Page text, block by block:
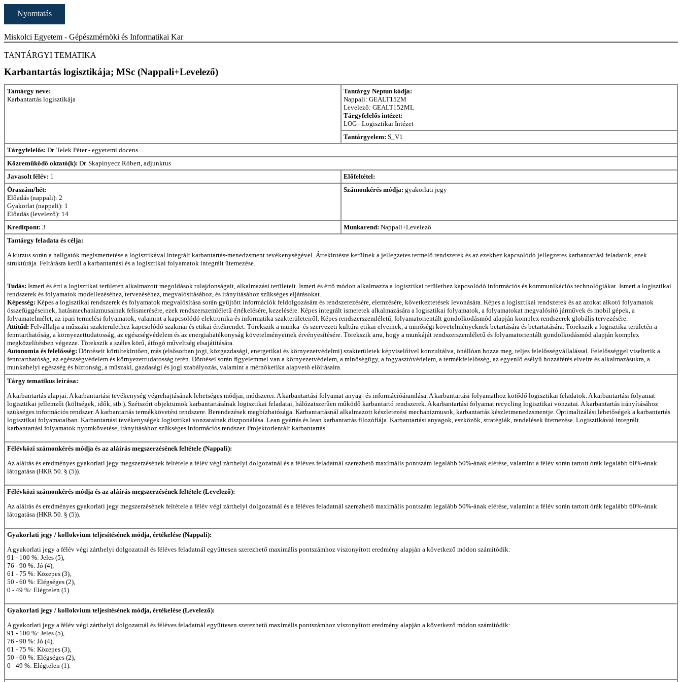
Nyomtatás
Miskolci Egyetem - Gépészmérnöki és Informatikai Kar
TANTÁRGYI TEMATIKA
Karbantartás logisztikája; MSc (Nappali+Levelező)
Tantárgy neve:
Karbantartás logisztikája
Tantárgy Neptun kódja:
Nappali: GEALT152M
Levelező: GEALT152ML
Tárgyfelelős intézet:
LOG - Logisztikai Intézet
Tantárgyelem: S_V1
Tárgyfelelős: Dr. Telek Péter - egyetemi docens
Közreműködő oktató(k): Dr. Skapinyecz Róbert, adjunktus
Javasolt félév: 1
Előfeltétel:
Óraszám/hét:
Előadás (nappali): 2
Gyakorlat (nappali): 1
Előadás (levelező): 14
Számonkérés módja: gyakorlati jegy
Kreditpont: 3 Munkarend: Nappali+Levelező
Tantárgy feladata és célja:
A kurzus során a hallgatók megismertetése a logisztikával integrált karbantartás-menedzsment tevékenységével. Áttekintésre kerülnek a jellegzetes termelő rendszerek és az ezekhez kapcsolódó jellegzetes karbantartási feladatok, ezek
struktúrája. Feltárásra kerül a karbantartási és a logisztikai folyamatok integrált ütemezése.
Tudás: Ismeri és érti a logisztikai területen alkalmazott megoldások tulajdonságait, alkalmazási területeit. Ismeri és értő módon alkalmazza a logisztikai területhez kapcsolódó információs és kommunikációs technológiákat. Ismeri a logisztikai
rendszerek és folyamatok modellezéséhez, tervezéséhez, megvalósításához, és irányításához szükséges eljárásokat.
Képesség: Képes a logisztikai rendszerek és folyamatok megvalósítása során gyűjtött információk feldolgozására és rendszerezésére, elemzésére, következtetések levonására. Képes a logisztikai rendszerek és az azokat alkotó folyamatok
összefüggéseinek, hatásmechanizmusainak felismerésére, ezek rendszerszemléletű értékelésére, kezelésére. Képes integrált ismeretek alkalmazására a logisztikai folyamatok, a folyamatokat megvalósító járművek és mobil gépek, a
folyamatelmélet, az ipari termelési folyamatok, valamint a kapcsolódó elektronika és informatika szakterületeiről. Képes rendszerszemléletű, folyamatorientált gondolkodásmód alapján komplex rendszerek globális tervezésére.
Attitűd: Felvállalja a műszaki szakterülethez kapcsolódó szakmai és etikai értékrendet. Törekszik a munka- és szervezeti kultúra etikai elveinek, a minőségi követelményeknek betartására és betartatására. Törekszik a logisztika területén a
fenntarthatóság, a környezettudatosság, az egészségvédelem és az energiahatékonyság követelményeinek érvényesítésére. Törekszik arra, hogy a munkáját rendszerszemléletű és folyamatorientált gondolkodásmód alapján komplex
megközelítésben végezze. Törekszik a széles körű, átfogó műveltség elsajátítására.
Autonomia és felelősség: Döntéseit körültekintően, más (elsősorban jogi, közgazdasági, energetikai és környezetvédelmi) szakterületek képviselőivel konzultálva, önállóan hozza meg, teljes felelősségvállalással. Felelősséggel viseltetik a
fenntarthatóság, az egészségvédelem és környezettudatosság terén. Döntései során figyelemmel van a környezetvédelem, a minőségügy, a fogyasztóvédelem, a termékfelelősség, az egyenlő esélyű hozzáférés elveire és alkalmazásukra, a
munkahelyi egészség és biztonság, a műszaki, gazdasági és jogi szabályozás, valamint a mérnöketika alapvető előírásaira.
Tárgy tematikus leírása:
A karbantartás alapjai. A karbantartási tevékenység végrehajtásának lehetséges módjai, módszerei. A karbantartási folyamat anyag- és információáramlása. A karbantartási folyamathoz kötődő logisztikai feladatok. A karbantartási folyamat
logisztikai jellemzői (költségek, idők, stb.). Szétszórt objektumok karbantartásának logisztikai feladatai, hálózatszerűen működő karbantartó rendszerek. A karbantartási folyamat recycling logisztikai vonzatai. A karbantartás irányításához
szükséges információs rendszer. A karbantartás termékkövetési rendszere. Berendezések megbízhatósága. Karbantartásnál alkalmazott készletezési mechanizmusok, karbantartás készletmenedzsmentje. Optimalizálási lehetőségek a karbantartás
logisztikai folyamataiban. Karbantartási tevékenységek logisztikai vonzatainak diszponálása. Lean gyártás és lean karbantartás filozófiája. Karbantartási anyagok, eszközök, stratégiák, rendelések ütemezése. Logisztikával integrált
karbantartási folyamatok nyomkövetése, irányításához szükséges információs rendszer. Projektorientált karbantartás.
Félévközi számonkérés módja és az aláírás megszerzésének feltétele (Nappali):
Az aláírás és eredményes gyakorlati jegy megszerzésének feltétele a félév végi zárthelyi dolgozatnál és a féléves feladatnál szerezhető maximális pontszám legalább 50%-ának elérése, valamint a félév során tartott órák legalább 60%-ának
látogatása (HKR 50. § (5)).
Félévközi számonkérés módja és az aláírás megszerzésének feltétele (Levelező):
Az aláírás és eredményes gyakorlati jegy megszerzésének feltétele a félév végi zárthelyi dolgozatnál és a féléves feladatnál szerezhető maximális pontszám legalább 50%-ának elérése, valamint a félév során tartott órák legalább 60%-ának
látogatása (HKR 50. § (5)).
Gyakorlati jegy / kollokvium teljesítésének módja, értékelése (Nappali):
A gyakorlati jegy a félév végi zárthelyi dolgozatnál és féléves feladatnál együttesen szerezhető maximális pontszámhoz viszonyított eredmény alapján a következő módon számítódik:
91 - 100 %: Jeles (5),
76 - 90 %: Jó (4),
61 - 75 %: Közepes (3),
50 - 60 %: Elégséges (2),
0 - 49 %: Elégtelen (1).
Gyakorlati jegy / kollokvium teljesítésének módja, értékelése (Levelező):
A gyakorlati jegy a félév végi zárthelyi dolgozatnál és féléves feladatnál együttesen szerezhető maximális pontszámhoz viszonyított eredmény alapján a következő módon számítódik:
91 - 100 %: Jeles (5),
76 - 90 %: Jó (4),
61 - 75 %: Közepes (3),
50 - 60 %: Elégséges (2),
0 - 49 %: Elégtelen (1).